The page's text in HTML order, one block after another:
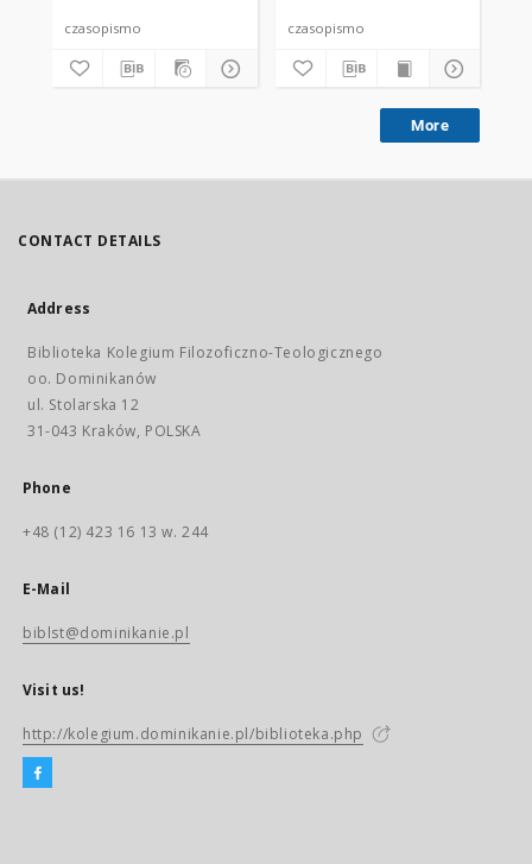
czasopismo czasopismo
More
CONTACT DETAILS
Address
Biblioteka Kolegium Filozoficzno-Teologicznego
oo. Dominikanów
ul. Stolarska 12
31-043 Kraków, POLSKA
Phone
+48 (12) 423 16 13 w. 244
E-Mail
biblst@dominikanie.pl
Visit us!
http://kolegium.dominikanie.pl/biblioteka.php